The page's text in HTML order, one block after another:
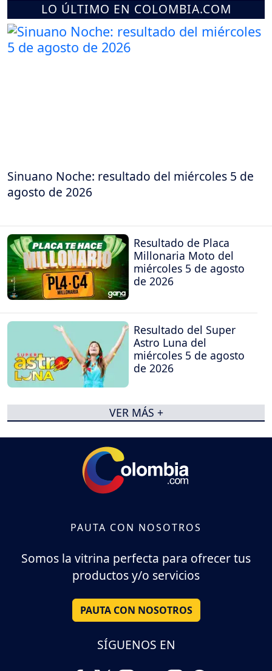
LO ÚLTIMO EN COLOMBIA.COM
Sinuano Noche: resultado del miércoles 5 de
agosto de 2026
Resultado de Placa
Millonaria Moto del
miércoles 5 de agosto
de 2026
Resultado del Super
Astro Luna del
miércoles 5 de agosto
de 2026
VER MÁS +
PAUTA CON NOSOTROS
Somos la vitrina perfecta para ofrecer tus
productos y/o servicios
PAUTA CON NOSOTROS
SÍGUENOS EN